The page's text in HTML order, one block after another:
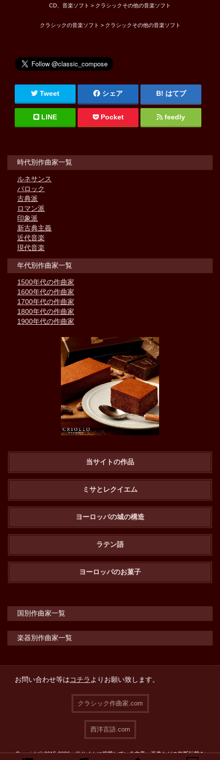
CD、音楽ソフト > クラシックその他の音楽ソフト
クラシックの音楽ソフト > クラシックその他の音楽ソフト
Tweet シェア はてブ
LINE Pocket feedly
時代別作曲家一覧
ルネサンス
バロック
古典派
ロマン派
印象派
新古典主義
近代音楽
現代音楽
年代別作曲家一覧
1500年代の作曲家
1600年代の作曲家
1700年代の作曲家
1800年代の作曲家
1900年代の作曲家
当サイトの作品
ミサとレクイエム
ヨーロッパの城の構造
ラテン語
ヨーロッパのお菓子
国別作曲家一覧
楽器別作曲家一覧
お問い合わせ等はコチラよりお願い致します。
クラシック作曲家.com
西洋言語.com
Copyright© 2015-2026 当サイトに掲載している文章・画像などの無断転載を